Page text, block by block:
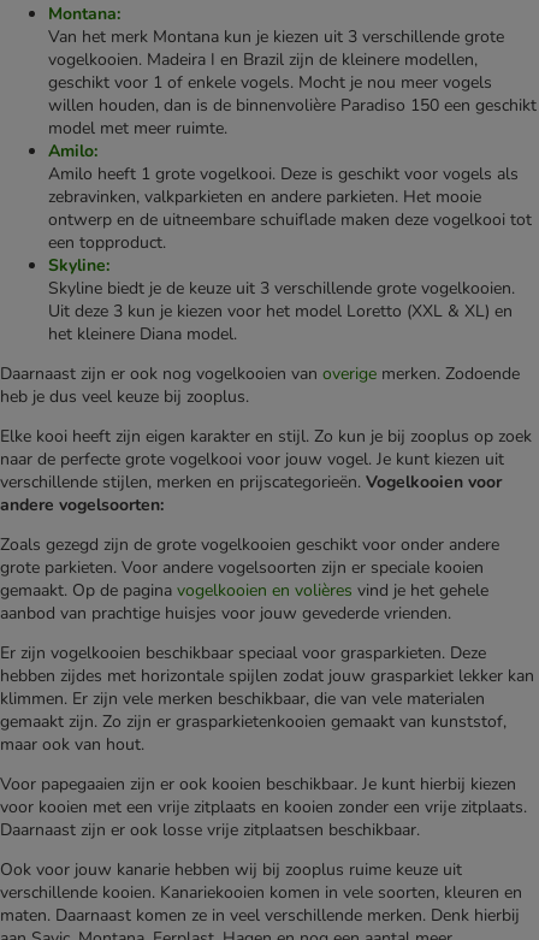
Montana:
Van het merk Montana kun je kiezen uit 3 verschillende grote
vogelkooien. Madeira I en Brazil zijn de kleinere modellen,
geschikt voor 1 of enkele vogels. Mocht je nou meer vogels
willen houden, dan is de binnenvolière Paradiso 150 een geschikt
model met meer ruimte.
Amilo:
Amilo heeft 1 grote vogelkooi. Deze is geschikt voor vogels als
zebravinken, valkparkieten en andere parkieten. Het mooie
ontwerp en de uitneembare schuiflade maken deze vogelkooi tot
een topproduct.
Skyline:
Skyline biedt je de keuze uit 3 verschillende grote vogelkooien.
Uit deze 3 kun je kiezen voor het model Loretto (XXL & XL) en
het kleinere Diana model.
Daarnaast zijn er ook nog vogelkooien van overige merken. Zodoende
heb je dus veel keuze bij zooplus.
Elke kooi heeft zijn eigen karakter en stijl. Zo kun je bij zooplus op zoek
naar de perfecte grote vogelkooi voor jouw vogel. Je kunt kiezen uit
verschillende stijlen, merken en prijscategorieën. Vogelkooien voor
andere vogelsoorten:
Zoals gezegd zijn de grote vogelkooien geschikt voor onder andere
grote parkieten. Voor andere vogelsoorten zijn er speciale kooien
gemaakt. Op de pagina vogelkooien en volières vind je het gehele
aanbod van prachtige huisjes voor jouw gevederde vrienden.
Er zijn vogelkooien beschikbaar speciaal voor grasparkieten. Deze
hebben zijdes met horizontale spijlen zodat jouw grasparkiet lekker kan
klimmen. Er zijn vele merken beschikbaar, die van vele materialen
gemaakt zijn. Zo zijn er grasparkietenkooien gemaakt van kunststof,
maar ook van hout.
Voor papegaaien zijn er ook kooien beschikbaar. Je kunt hierbij kiezen
voor kooien met een vrije zitplaats en kooien zonder een vrije zitplaats.
Daarnaast zijn er ook losse vrije zitplaatsen beschikbaar.
Ook voor jouw kanarie hebben wij bij zooplus ruime keuze uit
verschillende kooien. Kanariekooien komen in vele soorten, kleuren en
maten. Daarnaast komen ze in veel verschillende merken. Denk hierbij